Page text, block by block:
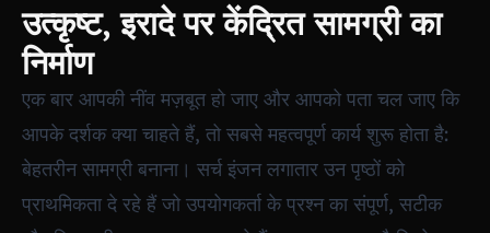
उत्कृष्ट, इरादे पर केंद्रित सामग्री का
निर्माण
एक बार आपकी नींव मज़बूत हो जाए और आपको पता चल जाए कि
आपके दर्शक क्या चाहते हैं, तो सबसे महत्वपूर्ण कार्य शुरू होता है:
बेहतरीन सामग्री बनाना। सर्च इंजन लगातार उन पृष्ठों को
प्राथमिकता दे रहे हैं जो उपयोगकर्ता के प्रश्न का संपूर्ण, सटीक